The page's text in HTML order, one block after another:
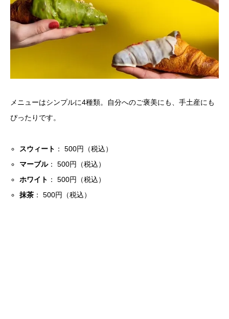
メニューはシンプルに4種類。自分へのご褒美にも、手土産にも
ぴったりです。
スウィート ： 500円（税込）
マーブル： 500円（税込）
ホワイト ： 500円（税込）
抹茶 ： 500円（税込）